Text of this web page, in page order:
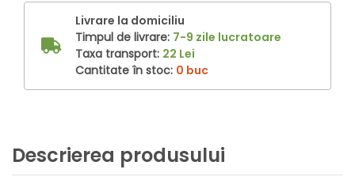
Livrare la domiciliu
Timpul de livrare: 7-9 zile lucratoare
Taxa transport: 22 Lei
Cantitate în stoc: 0 buc
Descrierea produsului